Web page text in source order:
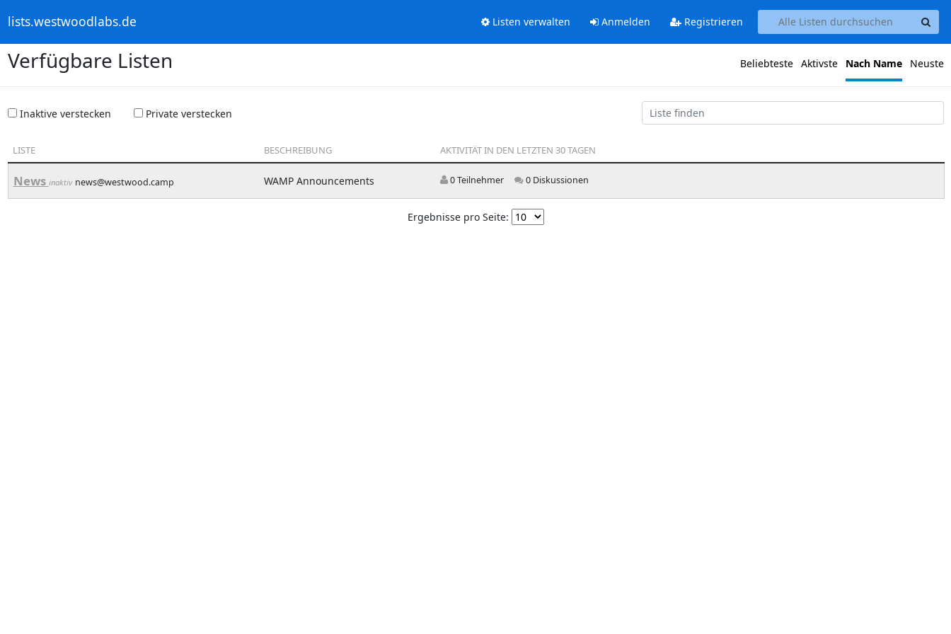
lists.westwoodlabs.de Listen verwalten Anmelden Registrieren
Verfügbare Listen Beliebteste Aktivste Nach Name Neuste
Inaktive verstecken Private verstecken
LISTE BESCHREIBUNG AKTIVITÄT IN DEN LETZTEN 30 TAGEN
News inaktiv news@westwood.camp WAMP Announcements 0 Teilnehmer 0 Diskussionen
Ergebnisse pro Seite: